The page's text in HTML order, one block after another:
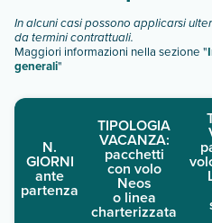
In alcuni casi possono applicarsi
da termini contrattuali.
Maggiori informazioni nella sezione "
generali"
N.
GIORNI
ante
partenza
TIPOLOGIA
VACANZA:
pacchetti
con volo
Neos
o linea
charterizzata